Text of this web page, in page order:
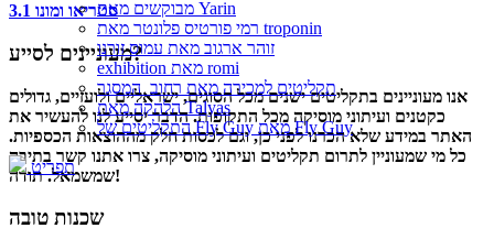
מבוקשים מאת Yarin
רמי פורטיס פלונטר מאת troponin
זוהר ארגוב מאת עמוס זורנו
exhibition מאת romi
תקליטים למכירה מאת רחוב_המסגר
הלהקה מאת Talyas
התקליטים של Fly Guy מאת Fly Guy
תפריט
סטריאו ומונו 3.1
מעוניינים לסייע?
אנו מעוניינים בתקליטים ישנים מכל הסוגים, ישראליים ולועזיים, גדולים
כקטנים ועיתוני מוסיקה מכל התקופות. הדבר יסייע לנו להעשיר את
האתר במידע שלא הכרנו לפני כן, וגם לכסות חלק מההוצאות הכספיות.
כל מי שמעוניין לתרום תקליטים ועיתוני מוסיקה, צרו אתנו קשר בתיבה
שמשמאל. תודה!
שכנות טובה